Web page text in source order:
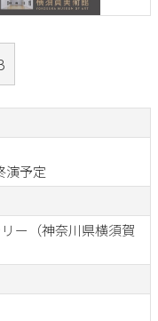
演予定
ー（神奈川県横須賀